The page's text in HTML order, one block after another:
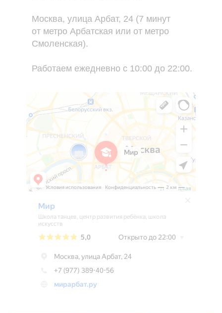
Москва, улица Арбат, 24 (7 минут
от метро Арбатская или от метро
Смоленская).
Работаем ежедневно с 10:00 до 22:00.